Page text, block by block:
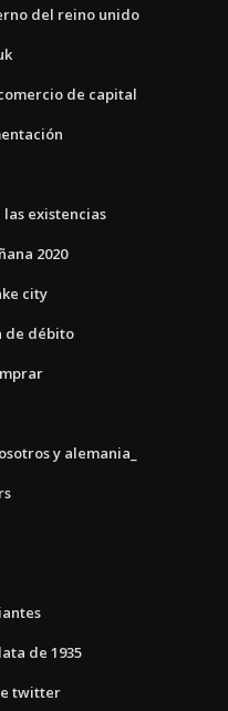
del reino unido
de capital
existencias
2020
city
de débito
y alemania_
de 1935
twitter